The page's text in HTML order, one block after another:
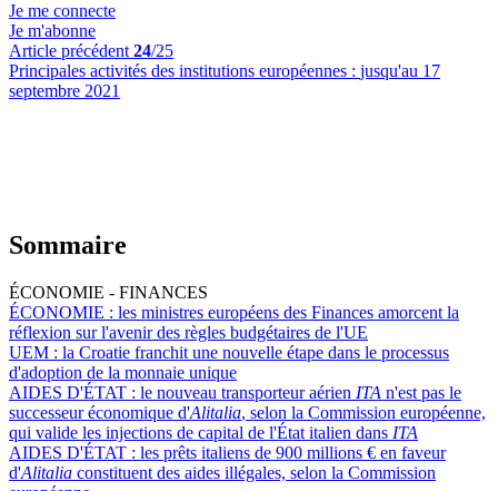
Je me connecte
Je m'abonne
Article précédent 24/25
Principales activités des institutions européennes : jusqu'au 17
septembre 2021
Sommaire
ÉCONOMIE - FINANCES
ÉCONOMIE : les ministres européens des Finances amorcent la
réflexion sur l'avenir des règles budgétaires de l'UE
UEM : la Croatie franchit une nouvelle étape dans le processus
d'adoption de la monnaie unique
AIDES D'ÉTAT : le nouveau transporteur aérien ITA n'est pas le
successeur économique d'Alitalia, selon la Commission européenne,
qui valide les injections de capital de l'État italien dans ITA
AIDES D'ÉTAT : les prêts italiens de 900 millions € en faveur
d'Alitalia constituent des aides illégales, selon la Commission